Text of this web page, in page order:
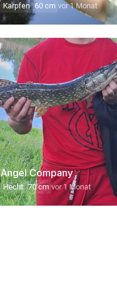
Karpfen 60 cm vor 1 Monat
Angel Company
Hecht 70 cm vor 1 Monat